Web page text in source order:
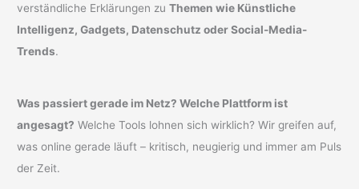
verständliche Erklärungen zuThemen wie Künstliche
Intelligenz, Gadgets, Datenschutz oder Social-Media-
Trends.
Was passiert gerade im Netz? Welche Plattform ist
angesagt? Welche Tools lohnen sich wirklich? Wir greifen auf,
was online gerade läuft – kritisch, neugierig und immer am Puls
der Zeit.